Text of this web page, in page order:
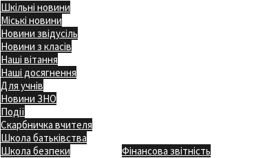
Шкільні новини
Міські новини
Новини звідусіль
Новини з класів
Наші вітання
Наші досягнення
Для учнів
Новини ЗНО
Події
Скарбничка вчителя
Школа батьківства
Школа безпеки
Фінансова звітність